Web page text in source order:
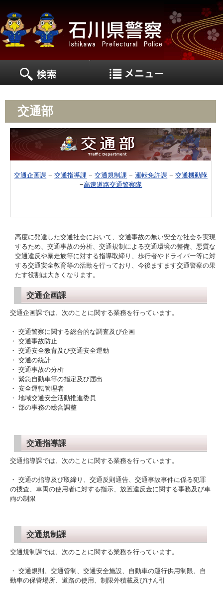
交通部
交通企画課 −交通指導課 −交通規制課 −運転免許課 −交通機動隊
−高速道路交通警察隊
高度に発達した交通社会において、交通事故の無い安全な社会を実現
するため、交通事故の分析、交通規制による交通環境の整備、悪質な
交通違反や暴走族等に対する指導取締り、歩行者やドライバー等に対
する交通安全教育等の活動を行っており、今後ますます交通警察の果
たす役割は大きくなります。
交通企画課
交通企画課では、次のことに関する業務を行っています。
・ 交通警察に関する総合的な調査及び企画
・ 交通事故防止
・ 交通安全教育及び交通安全運動
・ 交通の統計
・ 交通事故の分析
・ 緊急自動車等の指定及び届出
・ 安全運転管理者
・ 地域交通安全活動推進委員
・ 部の事務の総合調整
交通指導課
交通指導課では、次のことに関する業務を行っています。
・ 交通の指導及び取締り、交通反則通告、交通事故事件に係る犯罪
の捜査、車両の使用者に対する指示、放置違反金に関する事務及び車
両の制限
交通規制課
交通規制課では、次のことに関する業務を行っています。
・ 交通規則、交通管制、交通安全施設、自動車の運行供用制限、自
動車の保管場所、道路の使用、制限外積載及びけん引